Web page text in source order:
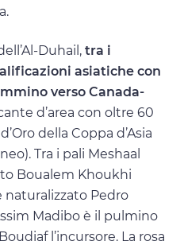
Duhail, tra i
asiatiche con
verso Canada-
d’area con oltre 60
della Coppa d’Asia
Tra i pali Meshaal
Boualem Khoukhi
naturalizzato Pedro
Madibo è il pulmino
l’incursore. La rosa